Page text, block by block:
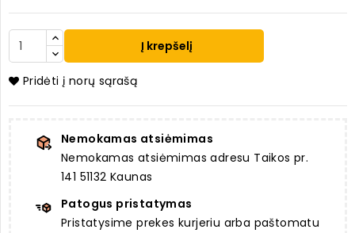
Į krepšelį
Pridėti į norų sąrašą
Nemokamas atsiėmimas
Nemokamas atsiėmimas adresu Taikos pr.
141 51132 Kaunas
Patogus pristatymas
Pristatysime prekes kurjeriu arba paštomatu